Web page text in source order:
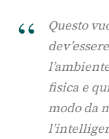
Questo
fisica e
modo da